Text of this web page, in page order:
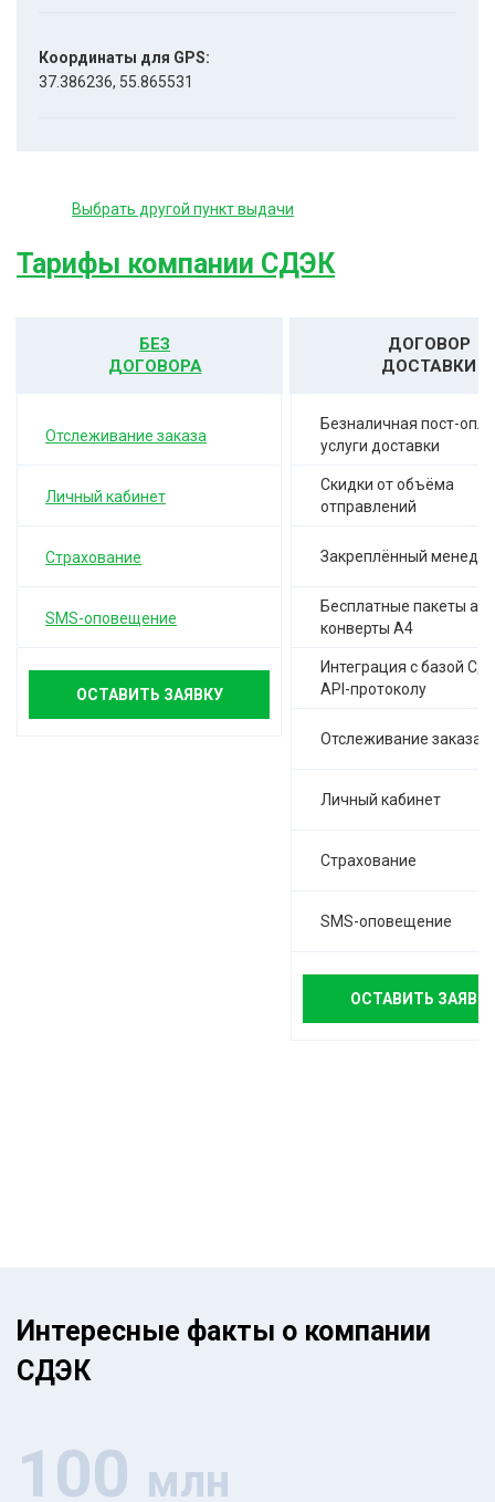
Координаты для GPS:
37.386236, 55.865531
Выбрать другой пункт выдачи
Тарифы компании СДЭК
БЕЗ
ДОГОВОРА
Отслеживание заказа
Личный кабинет
Страхование
SMS-оповещение
ОСТАВИТЬ ЗАЯВКУ
ДОГОВОР
ДОСТАВКИ
Безналичная пост-
услуги доставки
Скидки от объёма
отправлений
Закреплённый
Бесплатные пакеты а-
конверты А4
Интеграция с базой
API-протоколу
Отслеживание заказа
Личный кабинет
Страхование
SMS-оповещение
ОСТАВИТЬ
Интересные факты о компании
СДЭК
100 млн